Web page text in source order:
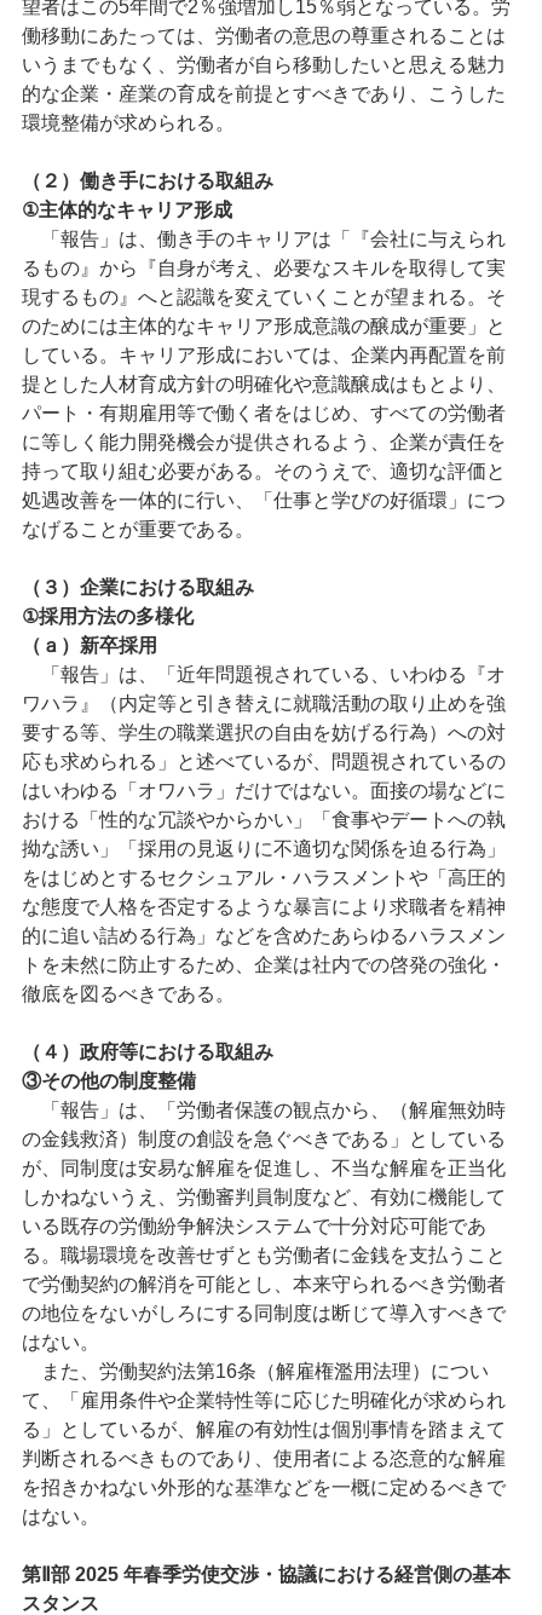
望者はこの5年間で2％強増加し15％弱となっている。労
働移動にあたっては、労働者の意思の尊重されることは
いうまでもなく、労働者が自ら移動したいと思える魅力
的な企業・産業の育成を前提とすべきであり、こうした
環境整備が求められる。
（２）働き手における取組み
①主体的なキャリア形成
「報告」は、働き手のキャリアは「『会社に与えられ
るもの』から『自身が考え、必要なスキルを取得して実
現するもの』へと認識を変えていくことが望まれる。そ
のためには主体的なキャリア形成意識の醸成が重要」と
している。キャリア形成においては、企業内再配置を前
提とした人材育成方針の明確化や意識醸成はもとより、
パート・有期雇用等で働く者をはじめ、すべての労働者
に等しく能力開発機会が提供されるよう、企業が責任を
持って取り組む必要がある。そのうえで、適切な評価と
処遇改善を一体的に行い、「仕事と学びの好循環」につ
なげることが重要である。
（３）企業における取組み
①採用方法の多様化
（ａ）新卒採用
「報告」は、「近年問題視されている、いわゆる『オ
ワハラ』（内定等と引き替えに就職活動の取り止めを強
要する等、学生の職業選択の自由を妨げる行為）への対
応も求められる」と述べているが、問題視されているの
はいわゆる「オワハラ」だけではない。面接の場などに
おける「性的な冗談やからかい」「食事やデートへの執
拗な誘い」「採用の見返りに不適切な関係を迫る行為」
をはじめとするセクシュアル・ハラスメントや「高圧的
な態度で人格を否定するような暴言により求職者を精神
的に追い詰める行為」などを含めたあらゆるハラスメン
トを未然に防止するため、企業は社内での啓発の強化・
徹底を図るべきである。
（４）政府等における取組み
③その他の制度整備
「報告」は、「労働者保護の観点から、（解雇無効時
の金銭救済）制度の創設を急ぐべきである」としている
が、同制度は安易な解雇を促進し、不当な解雇を正当化
しかねないうえ、労働審判員制度など、有効に機能して
いる既存の労働紛争解決システムで十分対応可能であ
る。職場環境を改善せずとも労働者に金銭を支払うこと
で労働契約の解消を可能とし、本来守られるべき労働者
の地位をないがしろにする同制度は断じて導入すべきで
はない。
また、労働契約法第16条（解雇権濫用法理）につい
て、「雇用条件や企業特性等に応じた明確化が求められ
る」としているが、解雇の有効性は個別事情を踏まえて
判断されるべきものであり、使用者による恣意的な解雇
を招きかねない外形的な基準などを一概に定めるべきで
はない。
第Ⅱ部 2025 年春季労使交渉・協議における経営側の基本
スタンス